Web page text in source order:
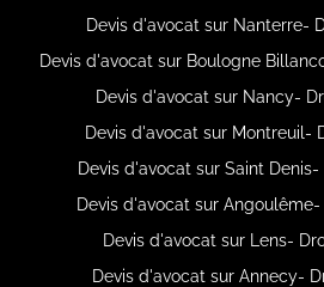
Devis d'avocat sur Nanterre-
Devis d'avocat sur Boulogne
Devis d'avocat sur Nancy-
Devis d'avocat sur Montreuil-
Devis d'avocat sur Saint
Devis d'avocat sur
Devis d'avocat sur Lens-
Devis d'avocat sur Annecy-